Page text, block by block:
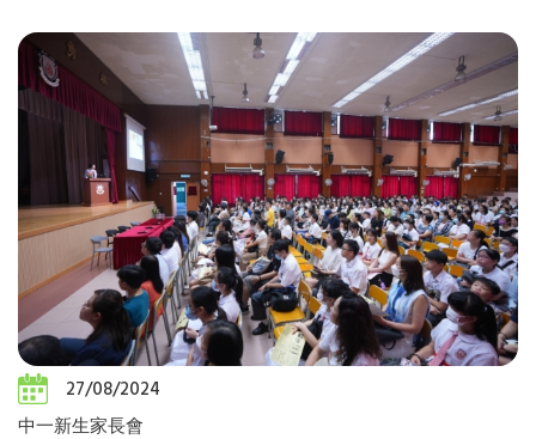
27/08/2024
中一新生家長會